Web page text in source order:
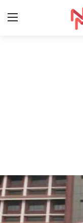
Entertainment
Sports